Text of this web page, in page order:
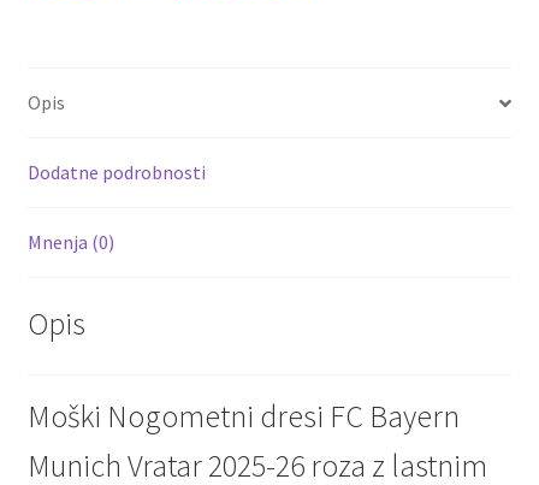
k
Opis
Dodatne podrobnosti
Mnenja (0)
Opis
Moški Nogometni dresi FC Bayern
Munich Vratar 2025-26 roza z lastnim